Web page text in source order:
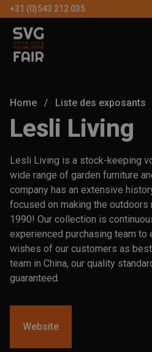
+31 (0)543 212 035
Home / Liste des exposants
Lesli Living
Lesli Living is a stock-keeping
wide range of garden furniture
company has an extensive
focused on making the outdoors
1990! Our collection is
experienced purchasing team to
wishes of our customers as
team in China, our quality
guaranteed.
Website